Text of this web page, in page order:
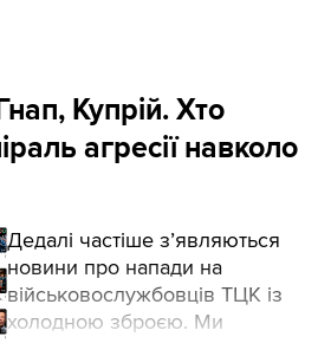
Купрій. Хто
агресії навколо
Дедалі частіше з’являються
новини про напади на
військовослужбовців ТЦК із
холодною зброєю. Ми